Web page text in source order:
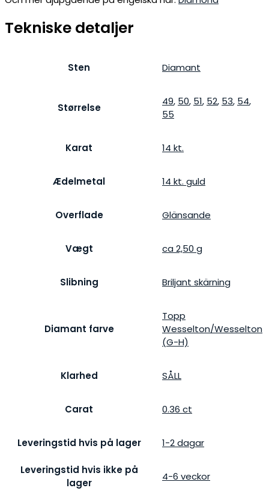
Tekniske detaljer
Sten Diamant
Størrelse
49, 50, 51, 52, 53, 54,
55
Karat 14 kt.
Ædelmetal 14 kt. guld
Overflade Glänsande
Vægt ca 2,50 g
Slibning Briljant skärning
Diamant farve
Topp
Wesselton/Wesselton
(G-H)
Klarhed SÅLL
Carat 0.36 ct
Leveringstid hvis på lager 1-2 dagar
Leveringstid hvis ikke på
lager
4-6 veckor